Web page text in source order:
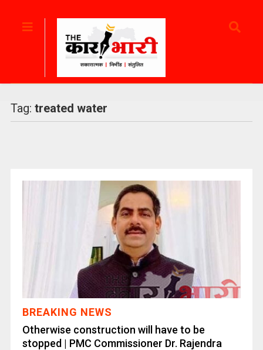
Tag: treated water
BREAKING NEWS
Otherwise construction will have to be
stopped | PMC Commissioner Dr. Rajendra